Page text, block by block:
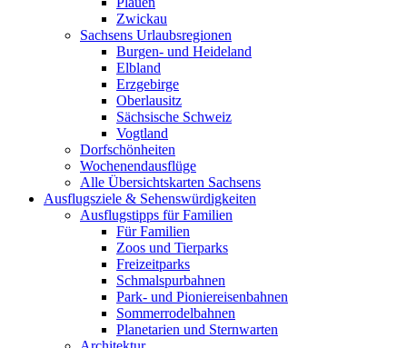
Zwickau
Sachsens Urlaubsregionen
Burgen- und Heideland
Elbland
Erzgebirge
Oberlausitz
Sächsische Schweiz
Vogtland
Dorfschönheiten
Wochenendausflüge
Alle Übersichtskarten Sachsens
Ausflugsziele & Sehenswürdigkeiten
Ausflugstipps für Familien
Für Familien
Zoos und Tierparks
Freizeitparks
Schmalspurbahnen
Park- und Pioniereisenbahnen
Sommerrodelbahnen
Planetarien und Sternwarten